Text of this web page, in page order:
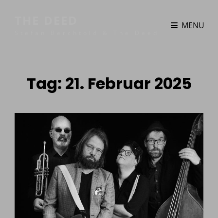
MENU
Tag: 21. Februar 2025